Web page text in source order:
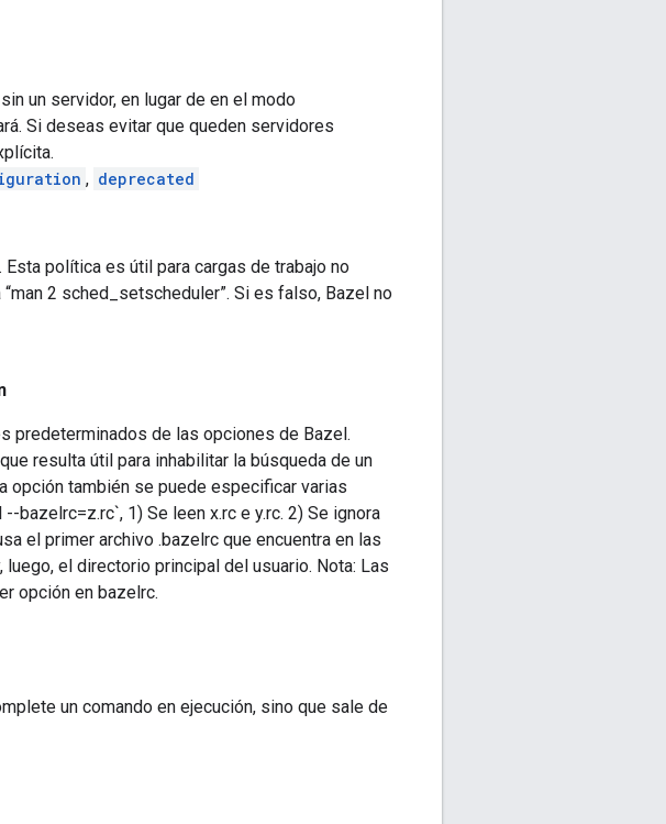
un servidor, en lugar de en el modo
Si deseas evitar que queden servidores
, deprecated
política es útil para cargas de trabajo no
2 sched_setscheduler”. Si es falso, Bazel no
predeterminados de las opciones de Bazel.
resulta útil para inhabilitar la búsqueda de un
opción también se puede especificar varias
1) Se leen x.rc e y.rc. 2) Se ignora
el primer archivo .bazelrc que encuentra en las
el directorio principal del usuario. Nota: Las
opción en bazelrc.
un comando en ejecución, sino que sale de